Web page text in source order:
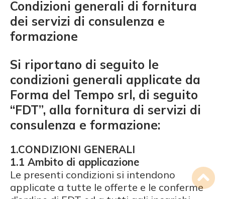
Condizioni generali di fornitura
dei servizi di consulenza e
formazione
Si riportano di seguito le
condizioni generali applicate da
Forma del Tempo srl, di seguito
“FDT”, alla fornitura di servizi di
consulenza e formazione:
1.CONDIZIONI GENERALI
1.1 Ambito di applicazione
Le presenti condizioni si intendono
applicate a tutte le offerte e le conferme